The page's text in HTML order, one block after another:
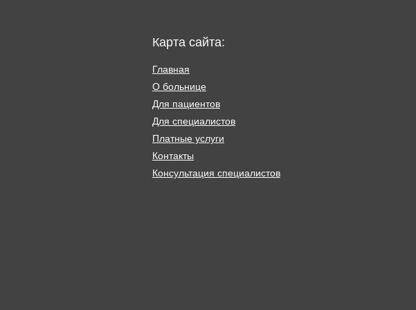
Карта сайта:
Главная
О больнице
Для пациентов
Для специалистов
Платные услуги
Контакты
Консультация специалистов